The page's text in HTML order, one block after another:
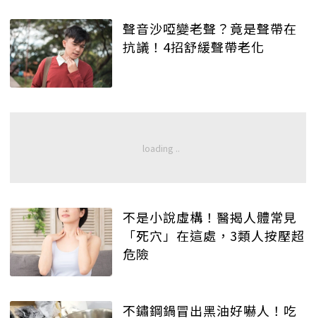
聲音沙啞變老聲？竟是聲帶在
抗議！4招舒緩聲帶老化
不是小說虛構！醫揭人體常見
「死穴」在這處，3類人按壓超
危險
不鏽鋼鍋冒出黑油好嚇人！吃